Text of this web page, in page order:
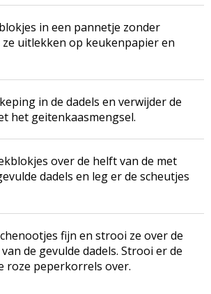
in een pannetje zonder
uitlekken op keukenpapier en
in de dadels en verwijder de
het geitenkaasmengsel.
over de helft van de met
dadels en leg er de scheutjes
fijn en strooi ze over de
de gevulde dadels. Strooi er de
roze peperkorrels over.